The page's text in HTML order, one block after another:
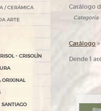
/ CERÁMICA
ARTE
- CRISOLÍN
ORIXINAL
Catálogo
Categoría:
Catálogo >
Dende 1